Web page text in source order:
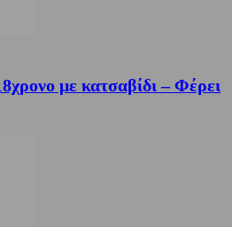
με κατσαβίδι – Φέρει